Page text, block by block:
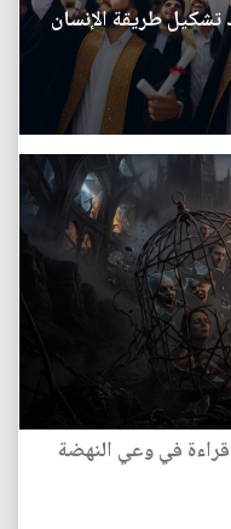
طريقة الإنسان
في وعي النهضة